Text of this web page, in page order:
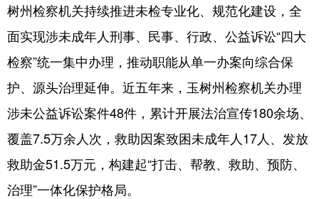
树州检察机关持续推进未检专业化、规范化建设，全
面实现涉未成年人刑事、民事、行政、公益诉讼“四大
检察”统一集中办理，推动职能从单一办案向综合保
护、源头治理延伸。近五年来，玉树州检察机关办理
涉未公益诉讼案件48件，累计开展法治宣传180余场、
覆盖7.5万余人次，救助因案致困未成年人17人、发放
救助金51.5万元，构建起“打击、帮教、救助、预防、
治理”一体化保护格局。